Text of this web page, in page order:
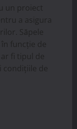
un proiect
a asigura
Săpele
funcție de
fi tipul de
condițiile de